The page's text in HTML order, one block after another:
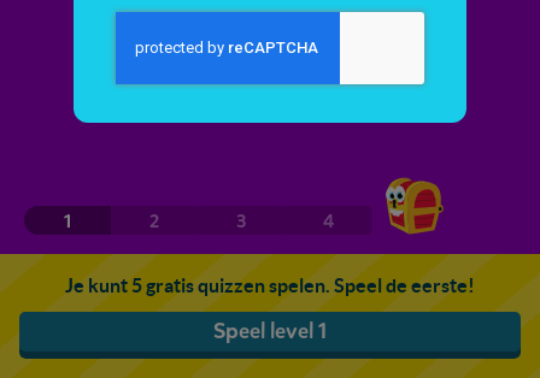
1 2 3 4
Je kunt 5 gratis quizzen spelen. Speel de eerste!
Speel level 1